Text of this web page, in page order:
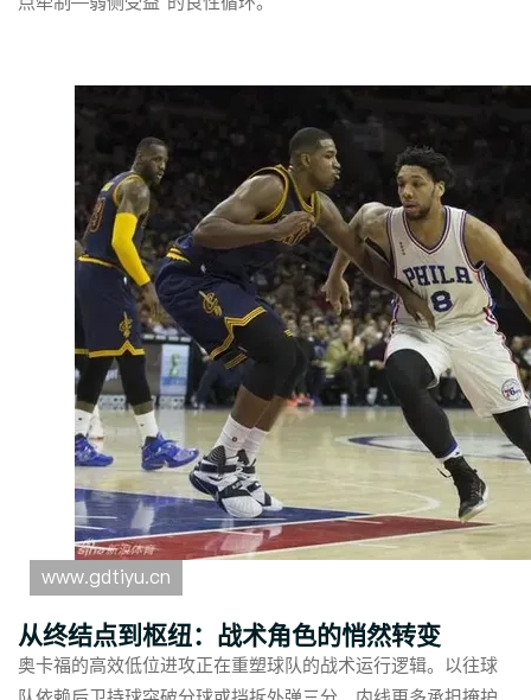
从终结点到枢纽：战术角色的悄然转变
奥卡福的高效低位进攻正在重塑球队的战术运行逻辑。以往球